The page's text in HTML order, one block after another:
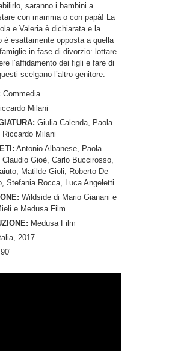
saranno i bambini a
con mamma o con papà! La
e Valeria è dichiarata e la
è esattamente opposta a quella
in fase di divorzio: lottare
l’affidamento dei figli e fare di
scelgano l’altro genitore.
Commedia
Milani
Giulia Calenda, Paola
Milani
Antonio Albanese, Paola
Gioè, Carlo Buccirosso,
Matilde Gioli, Roberto De
Stefania Rocca, Luca Angeletti
Wildside di Mario Gianani e
e Medusa Film
Medusa Film
2017
90′